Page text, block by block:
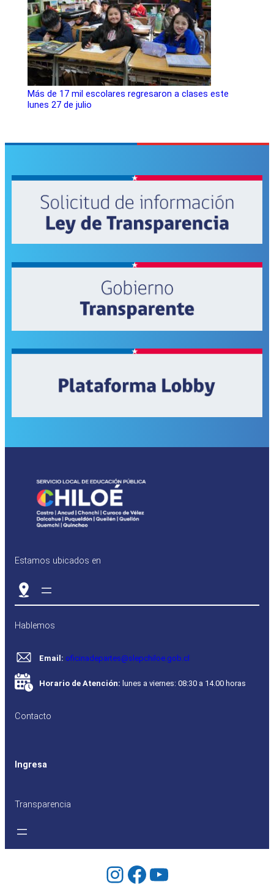
Más de 17 mil escolares regresaron a clases este
lunes 27 de julio
Estamos ubicados en
Hablemos
Email: oficinadepartes@slepchiloe.gob.cl
Horario de Atención: lunes a viernes: 08:30 a 14.00 horas
Contacto
Ingresa
Transparencia
Instagram
Facebook
YouTube